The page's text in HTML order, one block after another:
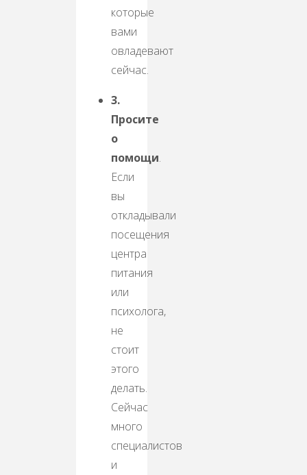
которые
вами
овладевают
сейчас.
3.
Просите
о
помощи.
Если
вы
откладывали
посещения
центра
питания
или
психолога,
не
стоит
этого
делать.
Сейчас
много
специалистов
и